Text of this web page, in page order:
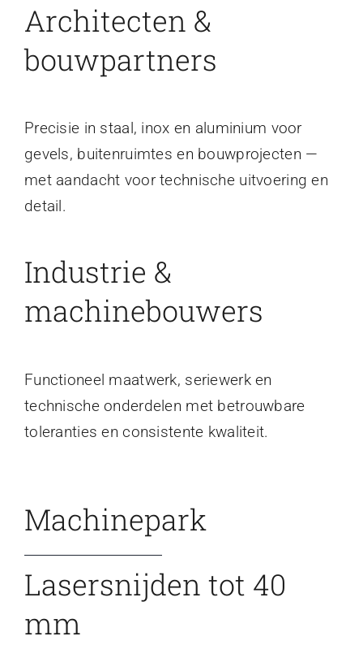
Architecten &
bouwpartners
Precisie in staal, inox en aluminium voor
gevels, buitenruimtes en bouwprojecten —
met aandacht voor technische uitvoering en
detail.
Industrie &
machinebouwers
Functioneel maatwerk, seriewerk en
technische onderdelen met betrouwbare
toleranties en consistente kwaliteit.
Machinepark
Lasersnijden tot 40
mm